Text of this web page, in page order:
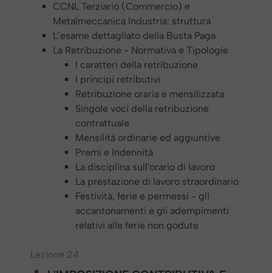
CCNL Terziario (Commercio) e
Metalmeccanica Industria: struttura
L’esame dettagliato della Busta Paga
La Retribuzione - Normativa e Tipologie
I caratteri della retribuzione
I principi retributivi
Retribuzione oraria e mensilizzata
Singole voci della retribuzione
contrattuale
Mensilità ordinarie ed aggiuntive
Premi e Indennità
La disciplina sull'orario di lavoro
La prestazione di lavoro straordinario
Festività, ferie e permessi - gli
accantonamenti e gli adempimenti
relativi alle ferie non godute
Lezione 24